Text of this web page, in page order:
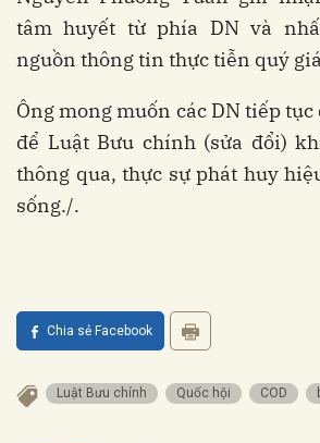
tâm huyết từ phía DN và
nguồn thông tin thực tiễn quý
Ông mong muốn các DN tiếp
để Luật Bưu chính (sửa đổi)
thông qua, thực sự phát huy
sống./.
Chia sẻ Facebook
Luật Bưu chính Quốc hội COD